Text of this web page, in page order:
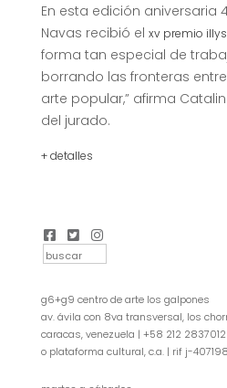
En esta edición aniversaria
Navas recibió el xv premio
forma tan especial de
borrando las fronteras
arte popular,” afirma
del jurado.
+ detalles
g6+g9 centro de arte los galpones
av. ávila con 8va transversal, los
caracas, venezuela | +58 212 2837012
o plataforma cultural, c.a. | rif j-